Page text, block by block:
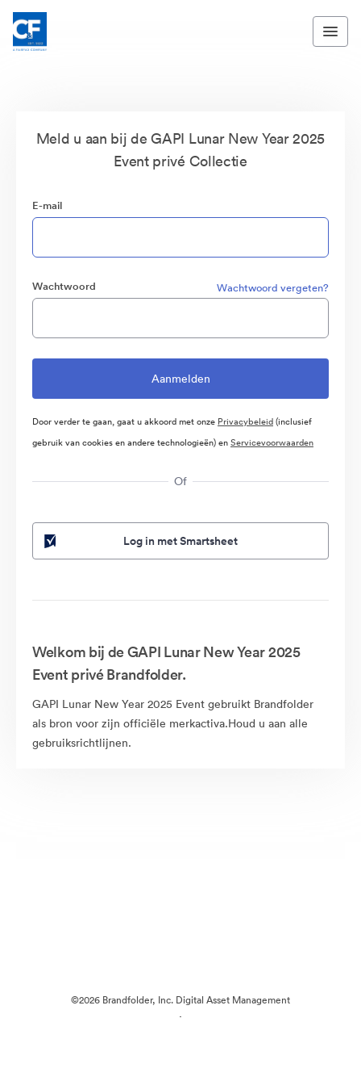
Meld u aan bij de GAPI Lunar New Year 2025
Event privé Collectie
E-mail
Wachtwoord Wachtwoord vergeten?
Door verder te gaan, gaat u akkoord met onze Privacybeleid(inclusief
gebruik van cookies en andere technologieën) enServicevoorwaarden
Of
Log in met Smartsheet
Welkom bij de GAPI Lunar New Year 2025
Event privé Brandfolder.
GAPI Lunar New Year 2025 Event gebruikt Brandfolder
als bron voor zijn officiële merkactiva.Houd u aan alle
gebruiksrichtlijnen.
©2026 Brandfolder, Inc. Digital Asset Management
·